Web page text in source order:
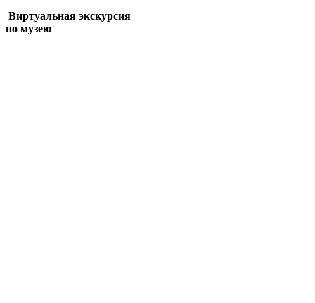
Виртуальная экскурсия
по музею